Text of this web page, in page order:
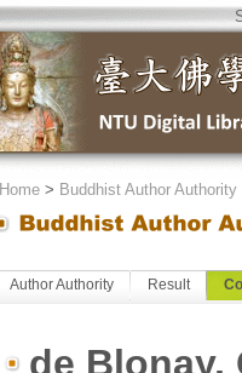
Home> Buddhist Author Authority
Author Authority Result
de Blonay,